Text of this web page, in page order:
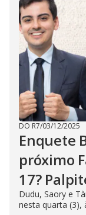
DO R7/03/12/2025
Enquete
próximo
17?
Dudu, Saory e
nesta quarta (3),